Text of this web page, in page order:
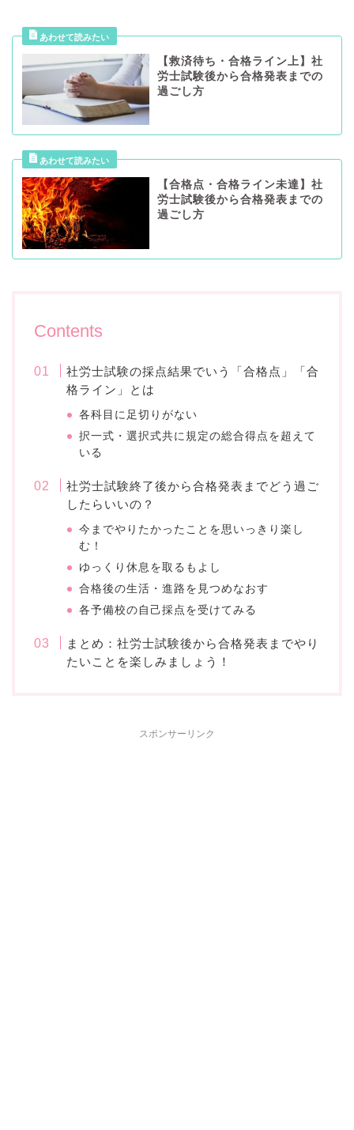
【救済待ち・合格ライン上】社
労士試験後から合格発表までの
過ごし方
【合格点・合格ライン未達】社
労士試験後から合格発表までの
過ごし方
Contents
社労士試験の採点結果でいう「合格点」「合
格ライン」とは
各科目に足切りがない
択一式・選択式共に規定の総合得点を超えて
いる
社労士試験終了後から合格発表までどう過ご
したらいいの？
今までやりたかったことを思いっきり楽し
む！
ゆっくり休息を取るもよし
合格後の生活・進路を見つめなおす
各予備校の自己採点を受けてみる
まとめ：社労士試験後から合格発表までやり
たいことを楽しみましょう！
スポンサーリンク